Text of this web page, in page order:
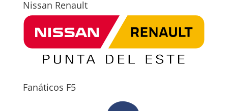
Nissan Renault
Fanáticos F5